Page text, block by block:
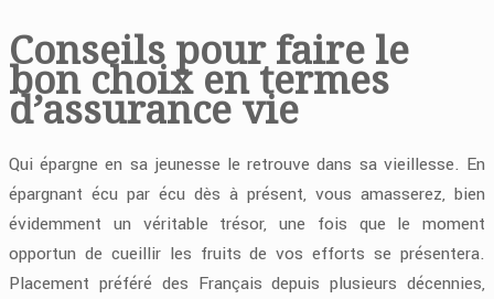
Conseils pour faire le
bon choix en termes
d’assurance vie
Qui épargne en sa jeunesse le retrouve dans sa vieillesse. En
épargnant écu par écu dès à présent, vous amasserez, bien
évidemment un véritable trésor, une fois que le moment
opportun de cueillir les fruits de vos efforts se présentera.
Placement préféré des Français depuis plusieurs décennies,